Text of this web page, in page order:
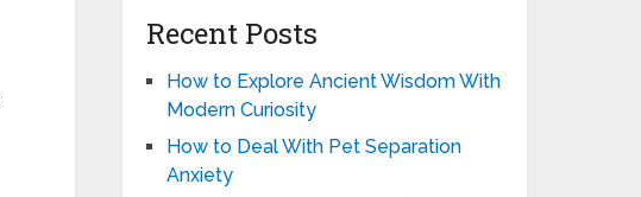
Recent Posts
How to Explore Ancient Wisdom With
Modern Curiosity
How to Deal With Pet Separation
Anxiety